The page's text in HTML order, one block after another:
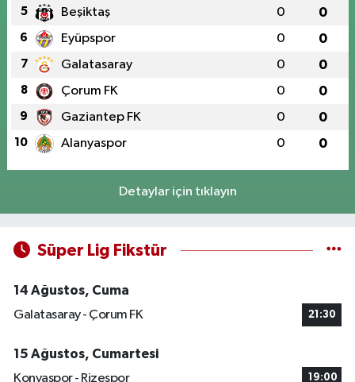
5 Beşiktaş 0 0
6 Eyüpspor 0 0
7 Galatasaray 0 0
8 Çorum FK 0 0
9 Gaziantep FK 0 0
10 Alanyaspor 0 0
Detaylar için tıklayın
Süper Lig Fikstür
14 Ağustos, Cuma
Galatasaray - Çorum FK
21:30
15 Ağustos, Cumartesi
Konyaspor - Rizespor
19:00